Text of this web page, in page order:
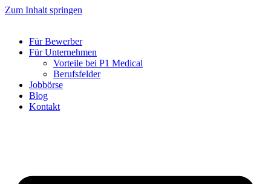
Zum Inhalt springen
Für Bewerber
Für Unternehmen
Vorteile bei P1 Medical
Berufsfelder
Jobbörse
Blog
Kontakt